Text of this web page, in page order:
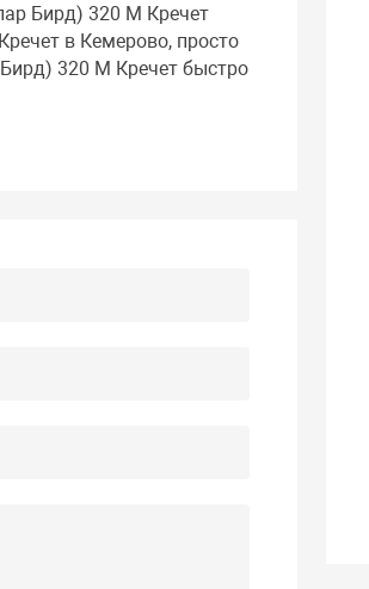
Бирд) 320 M Кречет
в Кемерово, просто
320 M Кречет быстро